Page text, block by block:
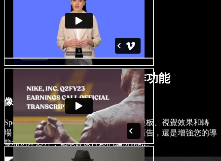
AI房地產影片製作功能
像專家一樣編輯房地產影片
Speechify Studio 提供拖放介面、可自訂模板、視覺效果和轉
場，無論您是在為房地產業務製作視頻廣告，還是增強您的導
覽和房產影片，都能確保輕鬆的編輯體驗。